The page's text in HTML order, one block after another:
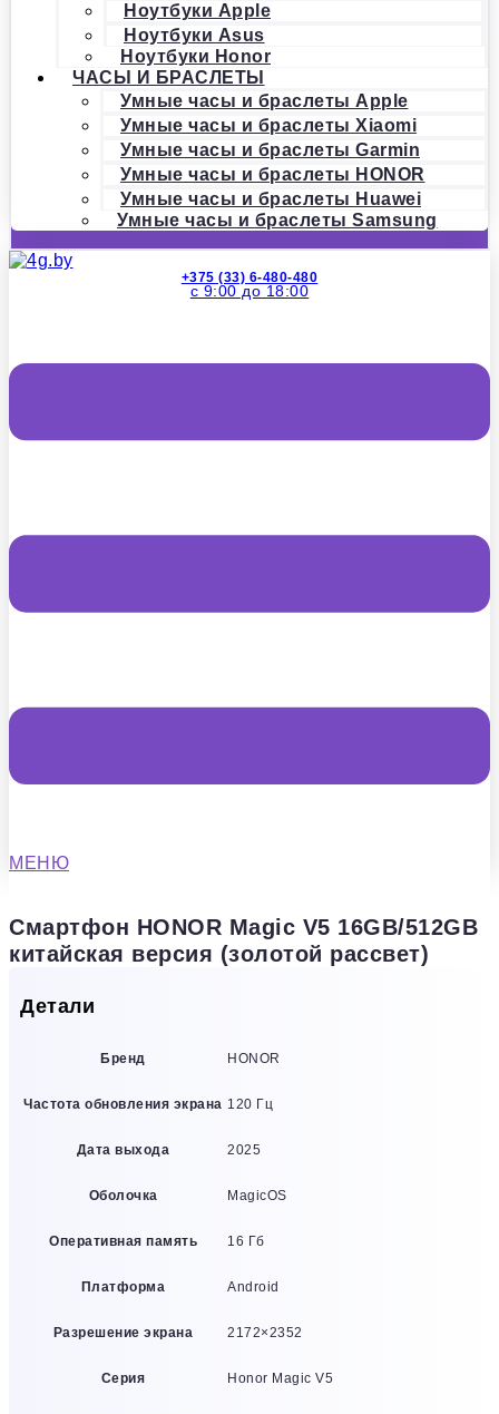
Ноутбуки Apple
Ноутбуки Asus
Ноутбуки Honor
ЧАСЫ И БРАСЛЕТЫ
Умные часы и браслеты Apple
Умные часы и браслеты Xiaomi
Умные часы и браслеты Garmin
Умные часы и браслеты HONOR
Умные часы и браслеты Huawei
Умные часы и браслеты Samsung
+375 (33) 6-480-480
с 9:00 до 18:00
МЕНЮ
Смартфон HONOR Magic V5 16GB/512GB
китайская версия (золотой рассвет)
Детали
Бренд HONOR
Частота обновления экрана 120 Гц
Дата выхода 2025
Оболочка MagicOS
Оперативная память 16 Гб
Платформа Android
Разрешение экрана 2172×2352
Серия Honor Magic V5